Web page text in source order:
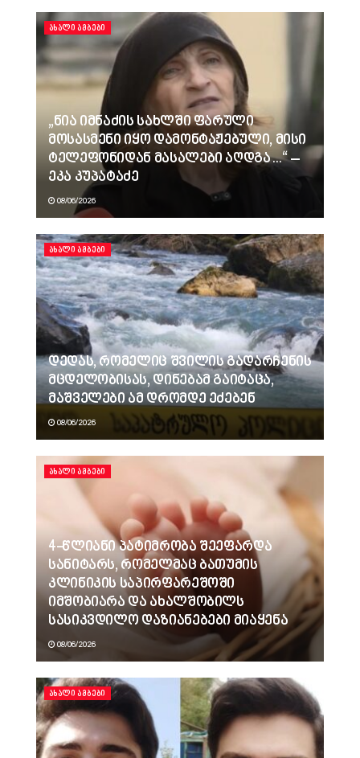
ᲐᲮᲐᲚᲘ ᲐᲛᲑᲔᲑᲘ
„ნია იმნაძის სახლში ფარული
მოსასმენი იყო დამონტაჟებული, მისი
ტელეფონიდან მასალები აღდგა…“ –
ეკა კუპატაძე
08/06/2026
ᲐᲮᲐᲚᲘ ᲐᲛᲑᲔᲑᲘ
დედას, რომელიც შვილის გადარჩენის
მცდელობისას, დინებამ გაიტაცა,
მაშველები ამ დრომდე ეძებენ
08/06/2026
ᲐᲮᲐᲚᲘ ᲐᲛᲑᲔᲑᲘ
4-წლიანი პატიმრობა შეეფარდა
სანიტარს, რომელმაც ბათუმის
კლინიკის საპირფარეშოში
იმშობიარა და ახალშობილს
სასიკვდილო დაზიანებები მიაყენა
08/06/2026
ᲐᲮᲐᲚᲘ ᲐᲛᲑᲔᲑᲘ